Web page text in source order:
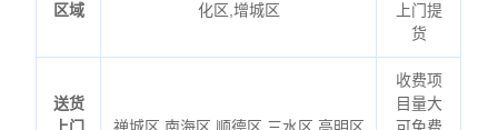
区域
化区,增城区
上门提
货
送货
收费项
目量大